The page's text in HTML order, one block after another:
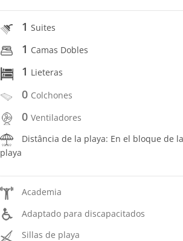
1Suites
1 Camas Dobles
1 Lieteras
0 Colchones
0Ventiladores
Distância de la playa: En el bloque de la
playa
Academia
Adaptado para discapacitados
Sillas de playa